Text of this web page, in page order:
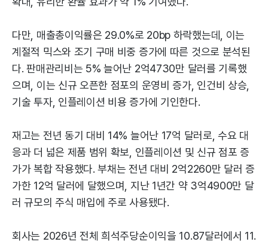
다만, 매출총이익률은 29.0%로 20bp 하락했는데, 이는
계절적 믹스와 조기 구매 비중 증가에 따른 것으로 분석된
다. 판매관리비는 5% 늘어난 2억4730만 달러를 기록했
으며, 이는 신규 오픈한 점포의 운영비 증가, 인건비 상승,
기술 투자, 인플레이션 비용 증가에 기인한다.
재고는 전년 동기 대비 14% 늘어난 17억 달러로, 수요 대
응과 더 넓은 제품 범위 확보, 인플레이션 및 신규 점포 증
가가 복합 작용했다. 부채는 전년 대비 2억2260만 달러 증
가한 12억 달러에 달했으며, 지난 1년간 약 3억4900만 달
러 규모의 주식 매입에 주로 사용됐다.
회사는 2026년 전체 희석주당순이익을 10.87달러에서 11.